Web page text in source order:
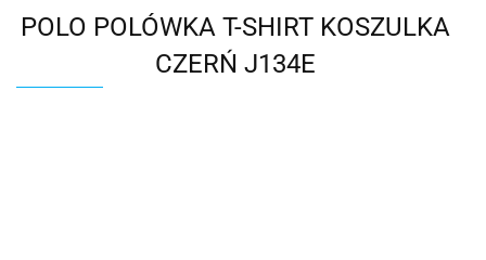
Zgody cookies
POLO POLÓWKA T-SHIRT KOSZULKA
CZERŃ J134E